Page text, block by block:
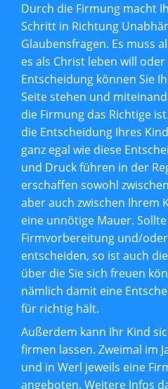
Durch die Firmung macht
Schritt in Richtung
Glaubensfragen. Es muss
es als Christ leben will
Entscheidung können Sie
Seite stehen und
die Firmung das Richtige
die Entscheidung Ihres
ganz egal wie diese
und Druck führen in der
erschaffen sowohl
aber auch zwischen Ihrem
eine unnötige Mauer.
Firmvorbereitung und/
entscheiden, so ist auch
über die Sie sich freuen
nämlich damit eine
für richtig hält.
Außerdem kann Ihr Kind
firmen lassen. Zweimal im
und in Werl jeweils eine
angeboten. Weitere Infos